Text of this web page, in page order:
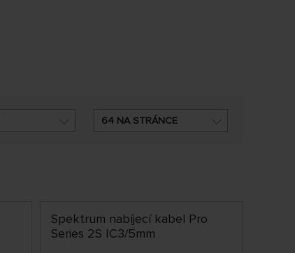
64 NA STRÁNCE
Spektrum nabíjecí kabel Pro
Series 2S IC3/5mm